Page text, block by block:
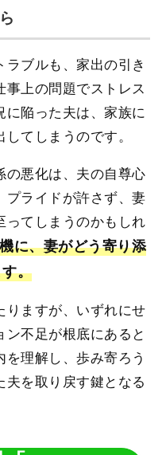
ブルも、家出の引き
上の問題でストレス
に陥った夫は、家族に
てしまうのです。
悪化は、夫の自尊心
プライドが許さず、妻
ってしまうのかもしれ
に、妻がどう寄り添
。
りますが、いずれにせ
不足が根底にあると
理解し、歩み寄ろう
夫を取り戻す鍵となる